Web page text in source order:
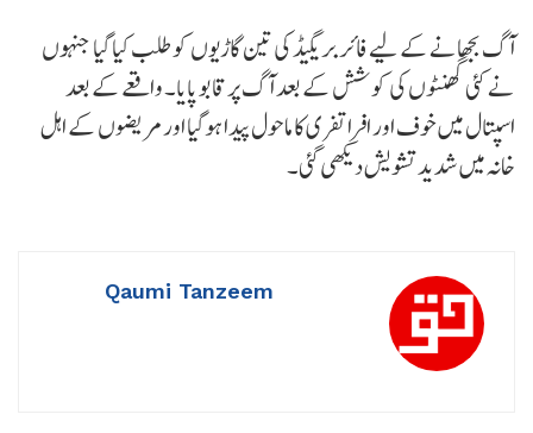
آگ بجھانے کے لیے فائر بریگیڈ کی تین گاڑیوں کو طلب کیا گیا جنہوں
نے کئی گھنٹوں کی کوشش کے بعد آگ پر قابو پایا۔ واقعے کے بعد
اسپتال میں خوف اور افراتفری کا ماحول پیدا ہوگیا اور مریضوں کے اہل
خانہ میں شدید تشویش دیکھی گئی۔
Qaumi Tanzeem